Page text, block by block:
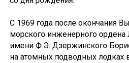
С 1969 года после окончания
морского инженерного
имени Ф.Э. Дзержинского
на атомных подводных лодках